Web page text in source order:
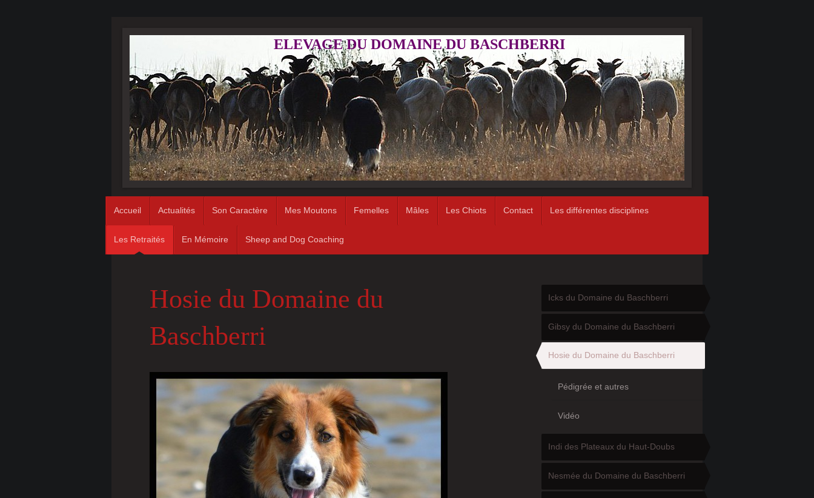
ELEVAGE DU DOMAINE DU BASCHBERRI
Accueil Actualités Son Caractère Mes Moutons Femelles Mâles Les Chiots Contact Les différentes disciplines
Les Retraités En Mémoire Sheep and Dog Coaching
Hosie du Domaine du
Baschberri
Icks du Domaine du Baschberri
Gibsy du Domaine du Baschberri
Hosie du Domaine du Baschberri
Pédigrée et autres
Vidéo
Indi des Plateaux du Haut-Doubs
Nesmée du Domaine du Baschberri